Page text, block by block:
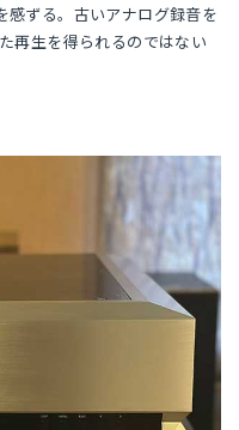
感ずる。古いアナログ録音を
再生を得られるのではない